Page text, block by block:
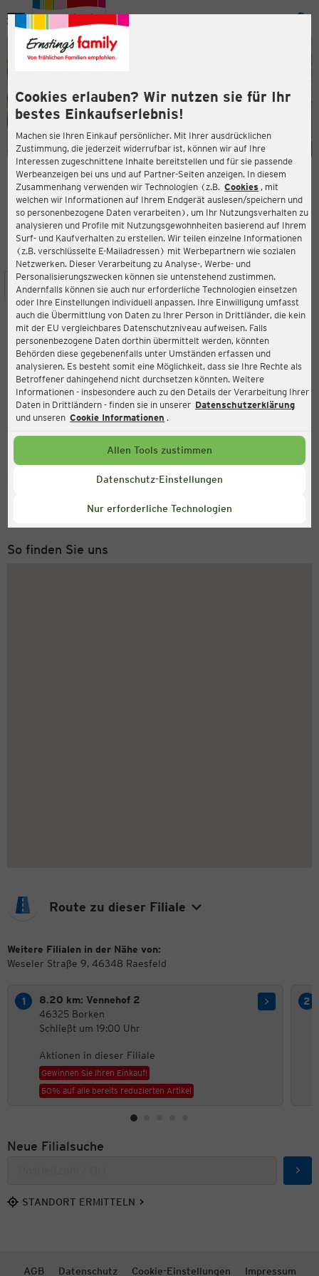
Cookies erlauben? Wir nutzen sie für Ihr
bestes Einkaufserlebnis!
Machen sie Ihren Einkauf persönlicher. Mit Ihrer ausdrücklichen
Zustimmung, die jederzeit widerrufbar ist, können wir auf Ihre
Interessen zugeschnittene Inhalte bereitstellen und für sie passende
Werbeanzeigen bei uns und auf Partner-Seiten anzeigen. In diesem
Zusammenhang verwenden wir Technologien (z.B. Cookies , mit
welchen wir Informationen auf Ihrem Endgerät auslesen/speichern und
so personenbezogene Daten verarbeiten), um Ihr Nutzungsverhalten zu
analysieren und Profile mit Nutzungsgewohnheiten basierend auf Ihrem
Surf- und Kaufverhalten zu erstellen. Wir teilen einzelne Informationen
(z.B. verschlüsselte E-Mailadressen) mit Werbepartnern wie sozialen
Netzwerken. Dieser Verarbeitung zu Analyse-, Werbe- und
Personalisierungszwecken können sie untenstehend zustimmen.
Andernfalls können sie auch nur erforderliche Technologien einsetzen
oder Ihre Einstellungen individuell anpassen. Ihre Einwilligung umfasst
auch die Übermittlung von Daten zu Ihrer Person in Drittländer, die kein
mit der EU vergleichbares Datenschutzniveau aufweisen. Falls
personenbezogene Daten dorthin übermittelt werden, könnten
Behörden diese gegebenenfalls unter Umständen erfassen und
analysieren. Es besteht somit eine Möglichkeit, dass sie Ihre Rechte als
Betroffener dahingehend nicht durchsetzen könnten. Weitere
Informationen - insbesondere auch zu den Details der Verarbeitung Ihrer
Daten in Drittländern - finden sie in unserer Datenschutzerklärung
und unseren Cookie Informationen .
Allen Tools zustimmen
Datenschutz-Einstellungen
Nur erforderliche Technologien
Menü
ERNSTING'S FAMILY FILIALE
Weseler Straße 9
46348 Raesfeld
4,4
Bewertung:
STANDORT SERVICES SORTIMENT AKTIONEN
Ernsting's family
Weseler Straße 9, 46348 Raesfeld
Aktuell:
Geöffnet
Service Hotline
Montag bis Freitag 8-18 Uhr
So finden Sie uns
Route zu dieser Filiale
Weitere Filialen in der Nähe von:
Weseler Straße 9, 46348 Raesfeld
8.20 km: Vennehof 2
46325 Borken
Schließt um 19:00 Uhr
Aktionen in dieser Filiale
Gewinnen Sie Ihren Einkauf!
50% auf alle bereits reduzierten Artikel
Neue Filialsuche
STANDORT ERMITTELN
AGB Datenschutz Cookie-Einstellungen Impressum